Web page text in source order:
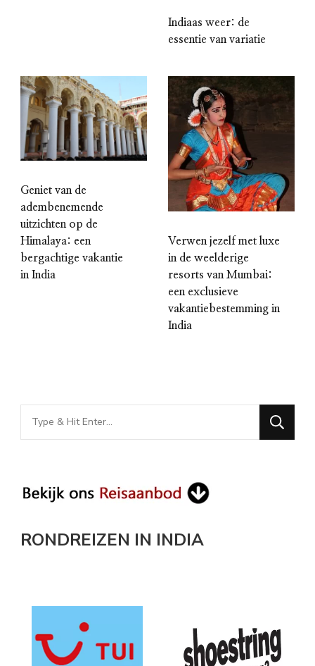
Indiaas weer: de
essentie van variatie
Geniet van de
adembenemende
uitzichten op de
Himalaya: een
bergachtige vakantie
in India
Verwen jezelf met luxe
in de weelderige
resorts van Mumbai:
een exclusieve
vakantiebestemming in
India
Looking
for
RONDREIZEN IN INDIA